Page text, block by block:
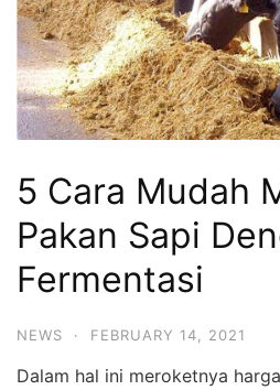
5 Cara Mudah
Pakan Sapi
Fermentasi
NEWS · FEBRUARY 14, 2021
Dalam hal ini meroketnya